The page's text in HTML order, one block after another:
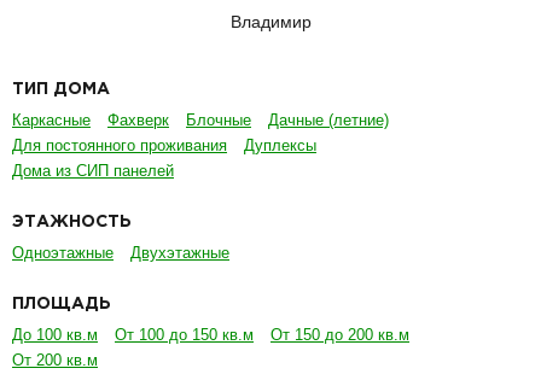
Владимир
ТИП ДОМА
Каркасные Фахверк Блочные
Дачные (летние)
Для постоянного проживания
Дуплексы
Дома из СИП панелей
ЭТАЖНОСТЬ
Одноэтажные Двухэтажные
ПЛОЩАДЬ
До 100 кв.м От 100 до 150 кв.м
От 150 до 200 кв.м
От 200 кв.м